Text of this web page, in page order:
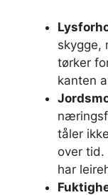
skygge,
tørker
kanten
tåler
over tid.
har